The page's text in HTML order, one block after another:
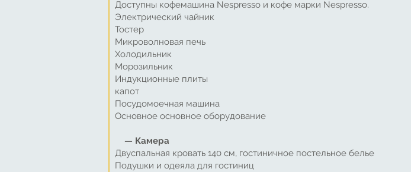
Доступны кофемашина Nespresso и кофе марки Nespresso.
Электрический чайник
Тостер
Микроволновая печь
Холодильник
Морозильник
Индукционные плиты
капот
Посудомоечная машина
Основное основное оборудование
— Камера
Двуспальная кровать 140 см, гостиничное постельное белье
Подушки и одеяла для гостиниц